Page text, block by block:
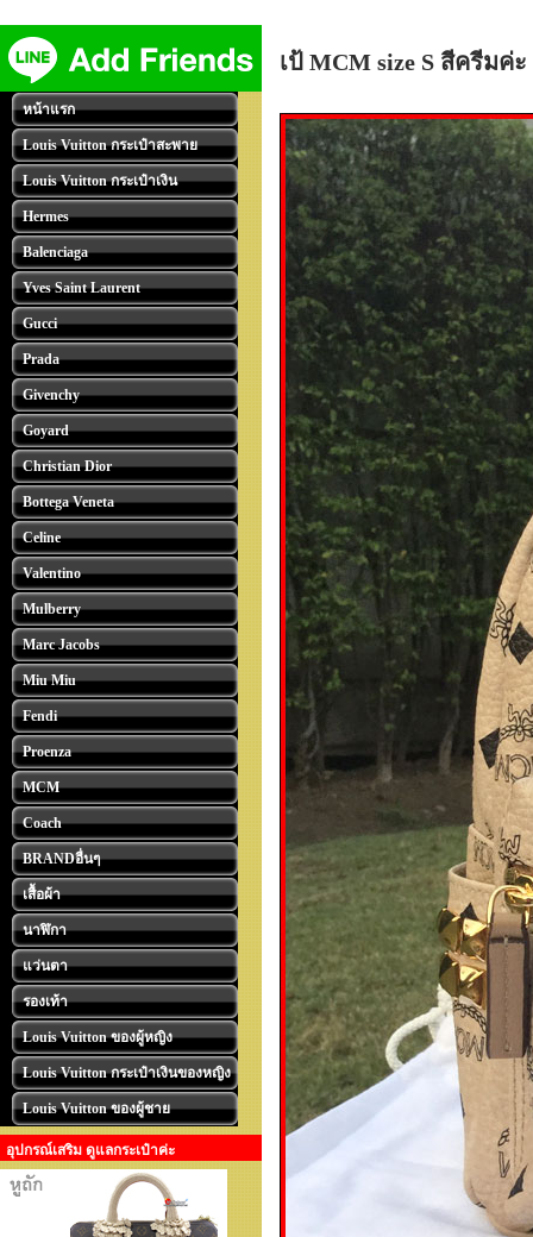
หน้าแรก
Louis Vuitton กระเป๋าสะพาย
Louis Vuitton กระเป๋าเงิน
Hermes
Balenciaga
Yves Saint Laurent
Gucci
Prada
Givenchy
Goyard
Christian Dior
Bottega Veneta
Celine
Valentino
Mulberry
Marc Jacobs
Miu Miu
Fendi
Proenza
MCM
Coach
BRANDอื่นๆ
เสื้อผ้า
นาฬิกา
แว่นตา
รองเท้า
Louis Vuitton ของผู้หญิง
Louis Vuitton กระเป๋าเงินของหญิง
Louis Vuitton ของผู้ชาย
อุปกรณ์เสริม ดูแลกระเป๋าค่ะ
เป้ MCM size S สีครีมค่ะ